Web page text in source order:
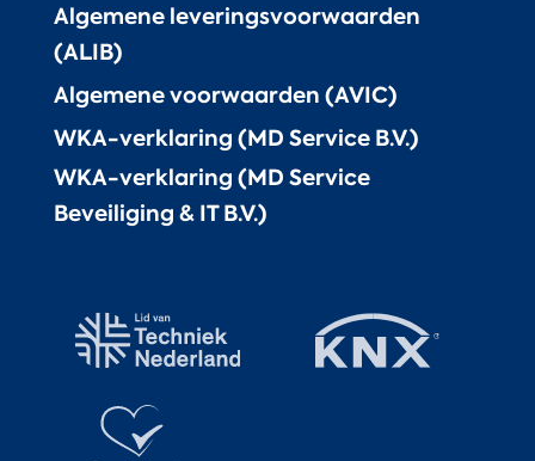
Algemene leveringsvoorwaarden
(ALIB)
Algemene voorwaarden (AVIC)
WKA-verklaring (MD Service B.V.)
WKA-verklaring (MD Service
Beveiliging & IT B.V.)